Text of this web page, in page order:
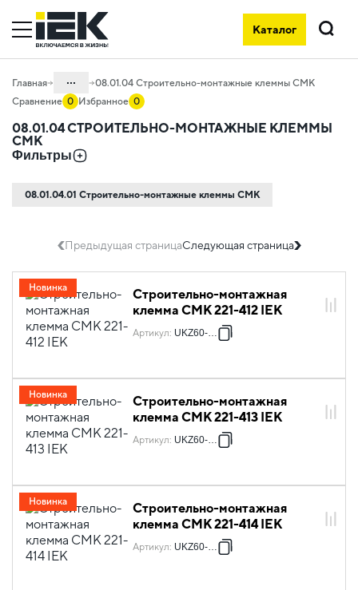
Каталог
Поиск
Главная ...
Каталог
08. Изделия электромонтажные и
инструменты
соединители и ответвители
08.01.04 Строительно-монтажные клеммы СМК
Сравнение 0 Избранное 0
08.01.04 СТРОИТЕЛЬНО-МОНТАЖНЫЕ КЛЕММЫ
СМК
Фильтры
08.01.04.01 Строительно-монтажные клеммы СМК
Предыдущая страницаСледующая страница
Строительно-монтажная
клемма СМК 221-412 IEK
Артикул: UKZ60-412
Новинка
Строительно-монтажная
клемма СМК 221-413 IEK
Артикул: UKZ60-413
Новинка
Строительно-монтажная
клемма СМК 221-414 IEK
Артикул: UKZ60-414
Новинка